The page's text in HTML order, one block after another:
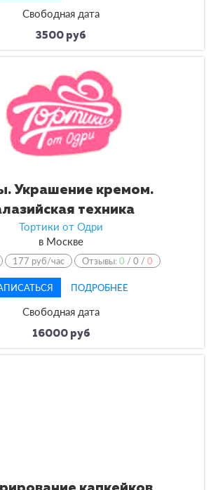
Свободная дата
3500 руб
Украшение кремом.
техника
Тортики от Одри
в Москве
177 руб/час Отзывы:0 /0 /0
ПОДРОБНЕЕ
Свободная дата
16000 руб